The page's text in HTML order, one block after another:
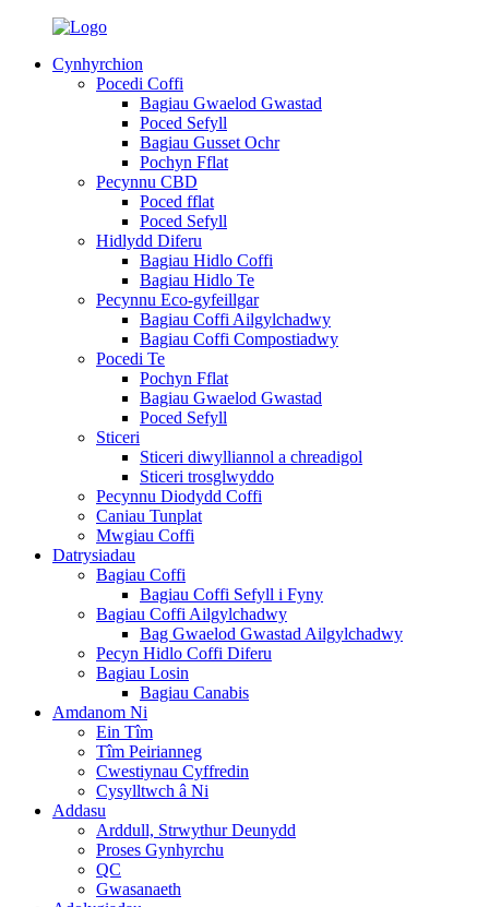
Cynhyrchion
Pocedi Coffi
Bagiau Gwaelod Gwastad
Poced Sefyll
Bagiau Gusset Ochr
Pochyn Fflat
Pecynnu CBD
Poced fflat
Poced Sefyll
Hidlydd Diferu
Bagiau Hidlo Coffi
Bagiau Hidlo Te
Pecynnu Eco-gyfeillgar
Bagiau Coffi Ailgylchadwy
Bagiau Coffi Compostiadwy
Pocedi Te
Pochyn Fflat
Bagiau Gwaelod Gwastad
Poced Sefyll
Sticeri
Sticeri diwylliannol a chreadigol
Sticeri trosglwyddo
Pecynnu Diodydd Coffi
Caniau Tunplat
Mwgiau Coffi
Datrysiadau
Bagiau Coffi
Bagiau Coffi Sefyll i Fyny
Bagiau Coffi Ailgylchadwy
Bag Gwaelod Gwastad Ailgylchadwy
Pecyn Hidlo Coffi Diferu
Bagiau Losin
Bagiau Canabis
Amdanom Ni
Ein Tîm
Tîm Peirianneg
Cwestiynau Cyffredin
Cysylltwch â Ni
Addasu
Arddull, Strwythur Deunydd
Proses Gynhyrchu
QC
Gwasanaeth